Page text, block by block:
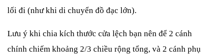
lối đi (như khi di chuyển đồ đạc lớn).
Lưu ý khi chia kích thước cửa lệch bạn nên để 2 cánh
chính chiếm khoảng 2/3 chiều rộng tổng, và 2 cánh phụ